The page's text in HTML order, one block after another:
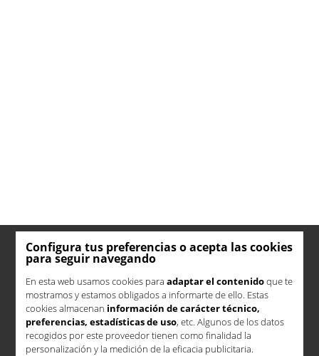
Configura tus preferencias o acepta las cookies
para seguir navegando
En esta web usamos cookies para adaptar el contenidoque te
mostramos y estamos obligados a informarte de ello. Estas
cookies almacenan información de carácter técnico,
preferencias, estadísticas de uso, etc. Algunos de los datos
recogidos por este proveedor tienen como finalidad la
personalización y la medición de la eficacia publicitaria.